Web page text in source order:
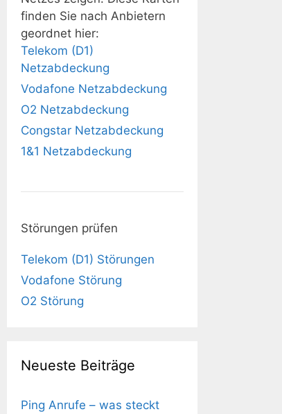
finden Sie nach Anbietern
geordnet hier:
Telekom (D1)
Netzabdeckung
Vodafone Netzabdeckung
O2 Netzabdeckung
Congstar Netzabdeckung
1&1 Netzabdeckung
Störungen prüfen
Telekom (D1) Störungen
Vodafone Störung
O2 Störung
Neueste Beiträge
Ping Anrufe – was steckt